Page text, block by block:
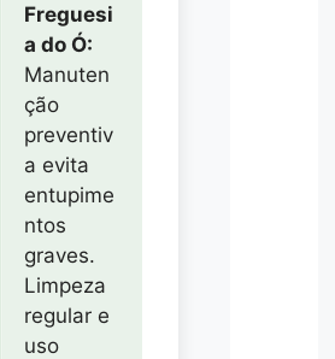
Freguesi
a do Ó:
Manuten
ção
preventiv
a evita
entupime
ntos
graves.
Limpeza
regular e
uso